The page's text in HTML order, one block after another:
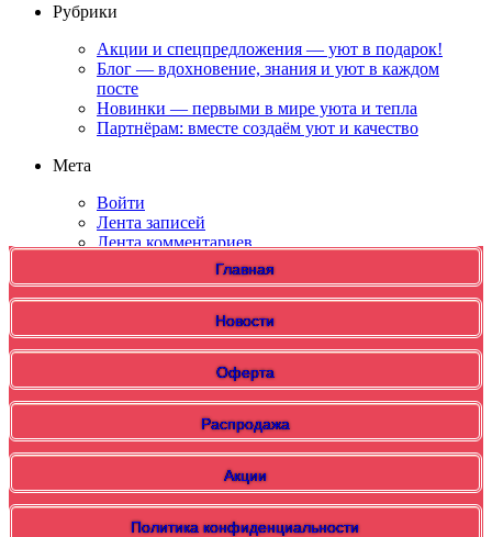
Рубрики
Акции и спецпредложения — уют в подарок!
Блог — вдохновение, знания и уют в каждом
посте
Новинки — первыми в мире уюта и тепла
Партнёрам: вместе создаём уют и качество
Мета
Войти
Лента записей
Лента комментариев
Главная
Новости
Оферта
Распродажа
Акции
Политика конфиденциальности